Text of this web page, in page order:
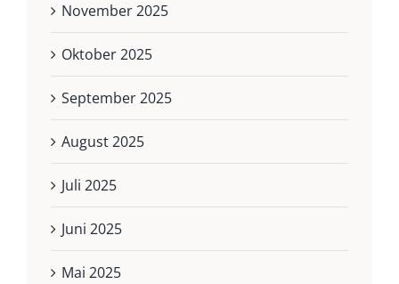
November 2025
Oktober 2025
September 2025
August 2025
Juli 2025
Juni 2025
Mai 2025